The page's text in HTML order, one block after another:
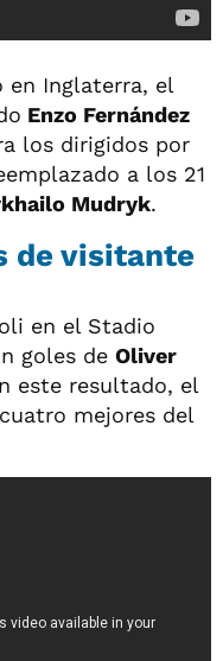
en Inglaterra, el
Enzo Fernández
los dirigidos por
a los 21
Mudryk.
de visitante
en el Stadio
goles de Oliver
este resultado, el
mejores del